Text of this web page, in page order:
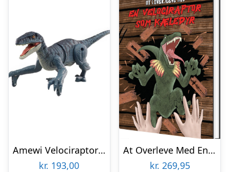
Amewi Velociraptor RC Dinosaur 21 cm RTR
kr. 193,00
At Overleve Med En Velociraptor Som Kæledyr – Mette Møller – Bog
kr. 269,95